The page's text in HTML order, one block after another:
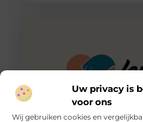
Uw privacy is
voor ons
Wij gebruiken cookies en